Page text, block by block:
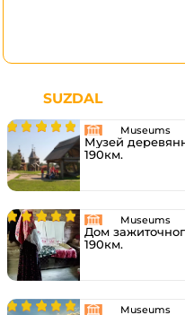
SUZDAL
Museums
Музей
190км.
Museums
Дом
190км.
Museums